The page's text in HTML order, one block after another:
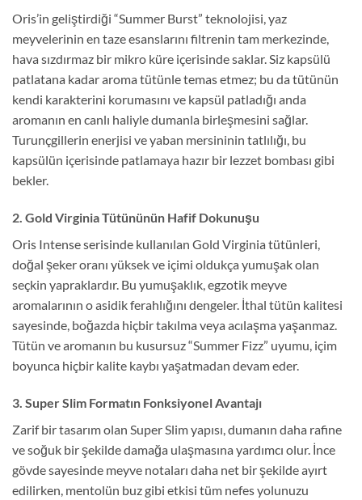
Oris’in geliştirdiği “Summer Burst” teknolojisi, yaz
meyvelerinin en taze esanslarını filtrenin tam merkezinde,
hava sızdırmaz bir mikro küre içerisinde saklar. Siz kapsülü
patlatana kadar aroma tütünle temas etmez; bu da tütünün
kendi karakterini korumasını ve kapsül patladığı anda
aromanın en canlı haliyle dumanla birleşmesini sağlar.
Turunçgillerin enerjisi ve yaban mersininin tatlılığı, bu
kapsülün içerisinde patlamaya hazır bir lezzet bombası gibi
bekler.
2. Gold Virginia Tütününün Hafif Dokunuşu
Oris Intense serisinde kullanılan Gold Virginia tütünleri,
doğal şeker oranı yüksek ve içimi oldukça yumuşak olan
seçkin yapraklardır. Bu yumuşaklık, egzotik meyve
aromalarının o asidik ferahlığını dengeler. İthal tütün kalitesi
sayesinde, boğazda hiçbir takılma veya acılaşma yaşanmaz.
Tütün ve aromanın bu kusursuz “Summer Fizz” uyumu, içim
boyunca hiçbir kalite kaybı yaşatmadan devam eder.
3. Super Slim Formatın Fonksiyonel Avantajı
Zarif bir tasarım olan Super Slim yapısı, dumanın daha rafine
ve soğuk bir şekilde damağa ulaşmasına yardımcı olur. İnce
gövde sayesinde meyve notaları daha net bir şekilde ayırt
edilirken, mentolün buz gibi etkisi tüm nefes yolunuzu